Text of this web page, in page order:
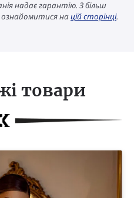
надає гарантію. З більш
націй сторінці.
товари